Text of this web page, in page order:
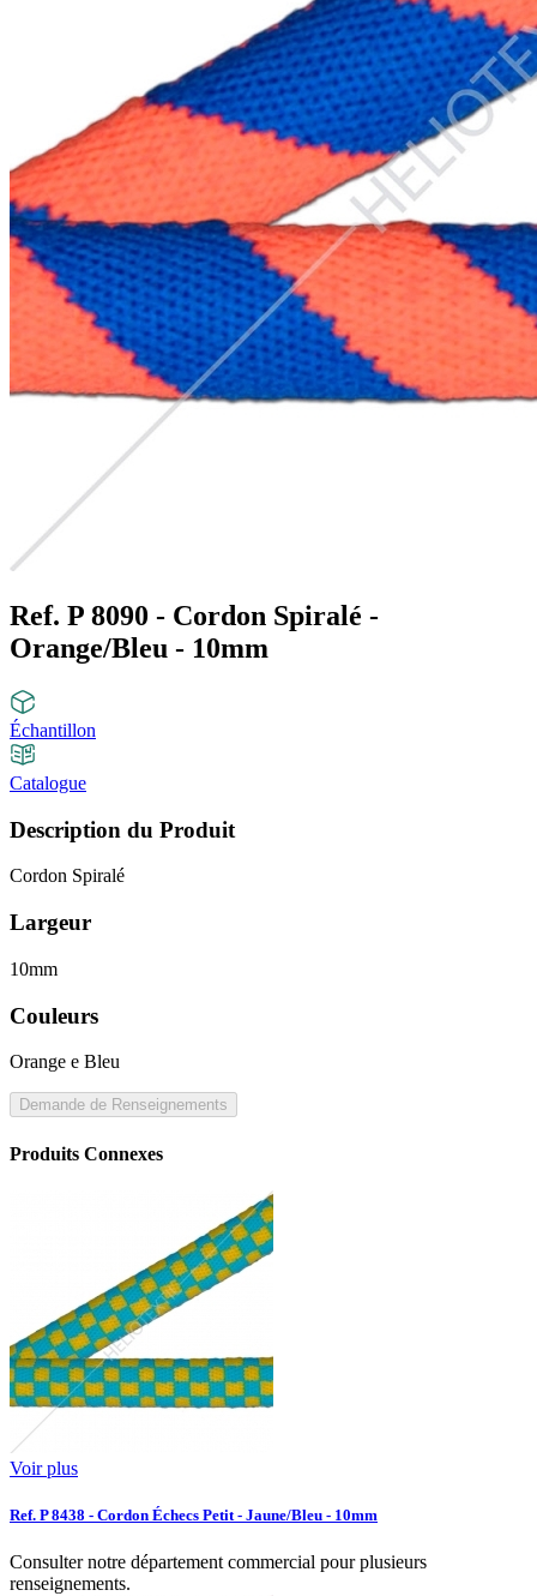
Ref. P 8090 - Cordon Spiralé -
Orange/Bleu - 10mm
Échantillon
Catalogue
Description du Produit
Cordon Spiralé
Largeur
10mm
Couleurs
Orange e Bleu
Demande de Renseignements
Produits Connexes
Voir plus
Ref. P 8438 - Cordon Échecs Petit - Jaune/Bleu - 10mm
Consulter notre département commercial pour plusieurs
renseignements.